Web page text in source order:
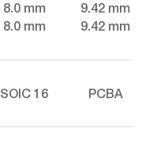
8.0 mm
8.0 mm
9.42 mm
9.42 mm
SOIC 16 PCBA